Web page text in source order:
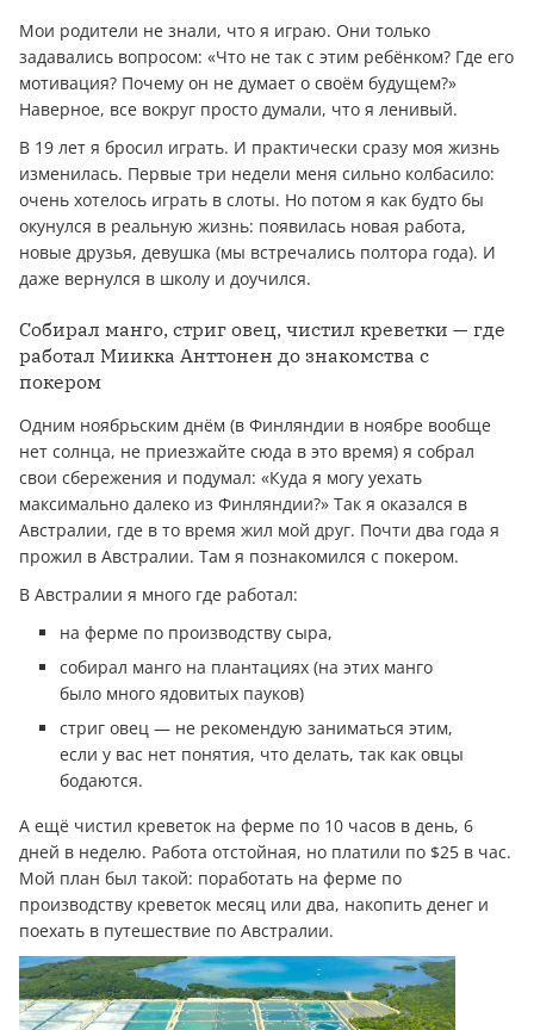
Мои родители не знали, что я играю. Они только
задавались вопросом: «Что не так с этим ребёнком? Где его
мотивация? Почему он не думает о своём будущем?»
Наверное, все вокруг просто думали, что я ленивый.
В 19 лет я бросил играть. И практически сразу моя жизнь
изменилась. Первые три недели меня сильно колбасило:
очень хотелось играть в слоты. Но потом я как будто бы
окунулся в реальную жизнь: появилась новая работа,
новые друзья, девушка (мы встречались полтора года). И
даже вернулся в школу и доучился.
Собирал манго, стриг овец, чистил креветки — где
работал Миикка Анттонен до знакомства с
покером
Одним ноябрьским днём (в Финляндии в ноябре вообще
нет солнца, не приезжайте сюда в это время) я собрал
свои сбережения и подумал: «Куда я могу уехать
максимально далеко из Финляндии?» Так я оказался в
Австралии, где в то время жил мой друг. Почти два года я
прожил в Австралии. Там я познакомился с покером.
В Австралии я много где работал:
на ферме по производству сыра,
собирал манго на плантациях (на этих манго
было много ядовитых пауков)
стриг овец — не рекомендую заниматься этим,
если у вас нет понятия, что делать, так как овцы
бодаются.
А ещё чистил креветок на ферме по 10 часов в день, 6
дней в неделю. Работа отстойная, но платили по $25 в час.
Мой план был такой: поработать на ферме по
производству креветок месяц или два, накопить денег и
поехать в путешествие по Австралии.